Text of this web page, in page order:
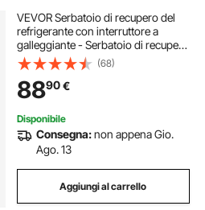
VEVOR Serbatoio di recupero del
refrigerante con interruttore a
galleggiante - Serbatoio di recupero
CA da 30 libbre con adattatore da
¼ a ½, serbatoio di recupero
riutilizzabile HVAC con tracce di N₂
(68)
8890€
Disponibile
Consegna:non appena Gio.
Ago. 13
Aggiungi al carrello